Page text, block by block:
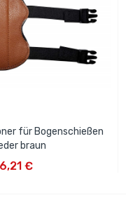
für Bogenschießen
braun
6,21 €